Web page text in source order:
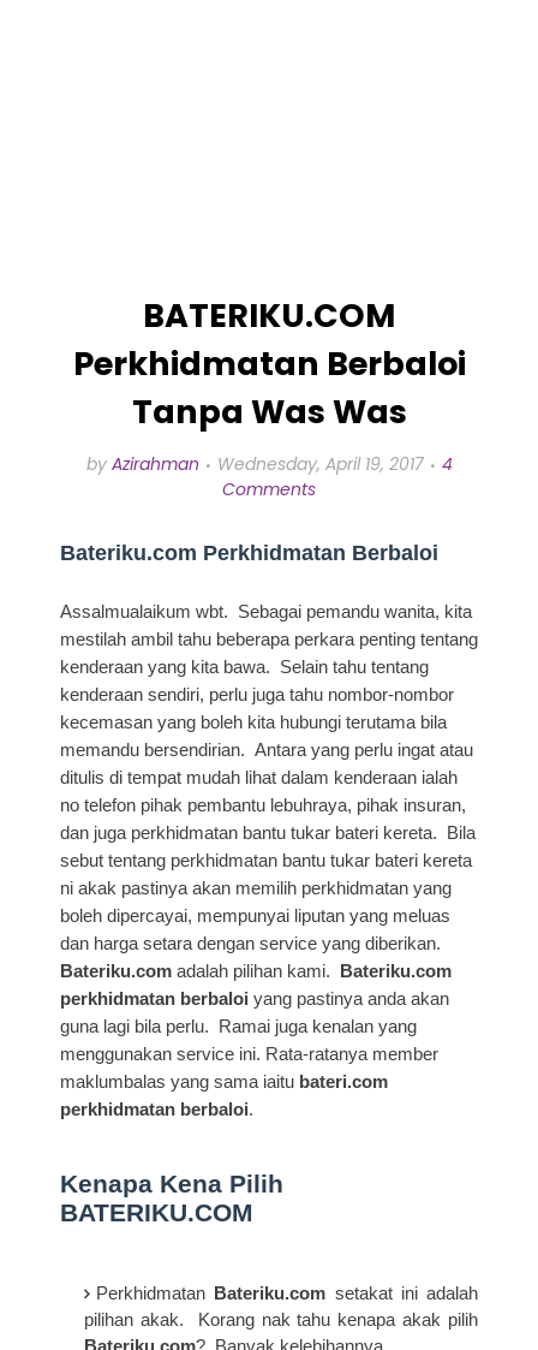
BATERIKU.COM
Perkhidmatan Berbaloi
Tanpa Was Was
by Azirahman Wednesday, April 19, 2017
4
Comments
Bateriku.com Perkhidmatan Berbaloi
Assalmualaikum wbt. Sebagai pemandu wanita, kita
mestilah ambil tahu beberapa perkara penting tentang
kenderaan yang kita bawa. Selain tahu tentang
kenderaan sendiri, perlu juga tahu nombor-nombor
kecemasan yang boleh kita hubungi terutama bila
memandu bersendirian. Antara yang perlu ingat atau
ditulis di tempat mudah lihat dalam kenderaan ialah
no telefon pihak pembantu lebuhraya, pihak insuran,
dan juga perkhidmatan bantu tukar bateri kereta. Bila
sebut tentang perkhidmatan bantu tukar bateri kereta
ni akak pastinya akan memilih perkhidmatan yang
boleh dipercayai, mempunyai liputan yang meluas
dan harga setara dengan service yang diberikan.
Bateriku.com adalah pilihan kami. Bateriku.com
perkhidmatan berbaloi yang pastinya anda akan
guna lagi bila perlu. Ramai juga kenalan yang
menggunakan service ini. Rata-ratanya member
maklumbalas yang sama iaitu bateri.com
perkhidmatan berbaloi.
Kenapa Kena Pilih
BATERIKU.COM
Perkhidmatan Bateriku.com setakat ini adalah
pilihan akak. Korang nak tahu kenapa akak pilih
Bateriku.com? Banyak kelebihannya.